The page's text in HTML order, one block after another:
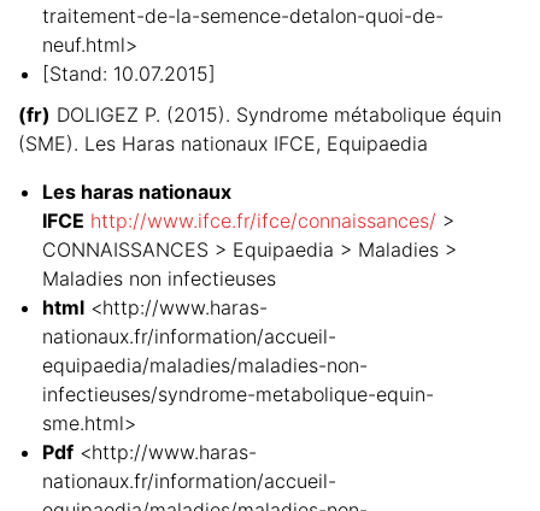
traitement-de-la-semence-detalon-quoi-de-
neuf.html>
[Stand: 10.07.2015]
(fr) DOLIGEZ P. (2015). Syndrome métabolique équin
(SME). Les Haras nationaux IFCE, Equipaedia
Les haras nationaux
IFCE http://www.ifce.fr/ifce/connaissances/ >
CONNAISSANCES > Equipaedia > Maladies >
Maladies non infectieuses
html <http://www.haras-
nationaux.fr/information/accueil-
equipaedia/maladies/maladies-non-
infectieuses/syndrome-metabolique-equin-
sme.html>
Pdf <http://www.haras-
nationaux.fr/information/accueil-